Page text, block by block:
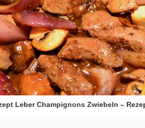
Leber Champignons Zwiebeln –